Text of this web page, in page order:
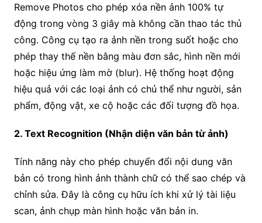
Remove Photos cho phép xóa nền ảnh 100% tự
động trong vòng 3 giây mà không cần thao tác thủ
công. Công cụ tạo ra ảnh nền trong suốt hoặc cho
phép thay thế nền bằng màu đơn sắc, hình nền mới
hoặc hiệu ứng làm mờ (blur). Hệ thống hoạt động
hiệu quả với các loại ảnh có chủ thể như người, sản
phẩm, động vật, xe cộ hoặc các đối tượng đồ họa.
2. Text Recognition (Nhận diện văn bản từ ảnh)
Tính năng này cho phép chuyển đổi nội dung văn
bản có trong hình ảnh thành chữ có thể sao chép và
chỉnh sửa. Đây là công cụ hữu ích khi xử lý tài liệu
scan, ảnh chụp màn hình hoặc văn bản in.